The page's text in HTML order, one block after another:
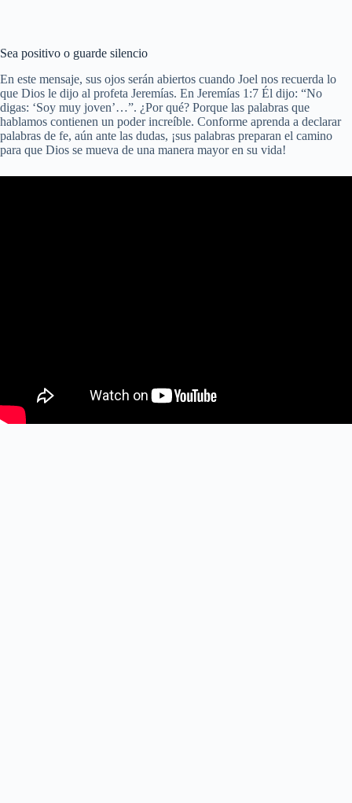
Sea positivo o guarde silencio
En este mensaje, sus ojos serán abiertos cuando Joel nos recuerda lo
que Dios le dijo al profeta Jeremías. En Jeremías 1:7 Él dijo: “No
digas: ‘Soy muy joven’…”. ¿Por qué? Porque las palabras que
hablamos contienen un poder increíble. Conforme aprenda a declarar
palabras de fe, aún ante las dudas, ¡sus palabras preparan el camino
para que Dios se mueva de una manera mayor en su vida!